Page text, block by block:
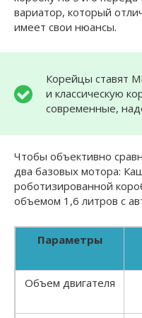
вариатор, который
имеет свои нюансы.
Корейцы ставят
и классическую
современные,
Чтобы объективно
два базовых мотора:
роботизированной
объемом 1,6 литров с
Параметры
Объем двигателя